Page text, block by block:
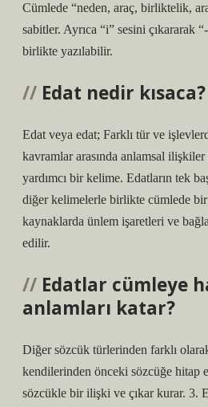
Cümlede “neden, araç, birliktelik,
sabitler. Ayrıca “i” sesini çıkararak
birlikte yazılabilir.
Edat nedir kısaca?
Edat veya edat; Farklı tür ve
kavramlar arasında anlamsal ilişkiler
yardımcı bir kelime. Edatların tek
diğer kelimelerle birlikte cümlede bir
kaynaklarda ünlem işaretleri ve
edilir.
Edatlar cümleye
anlamları katar?
Diğer sözcük türlerinden farklı
kendilerinden önceki sözcüğe hitap
sözcükle bir ilişki ve çıkar kurar. 3.